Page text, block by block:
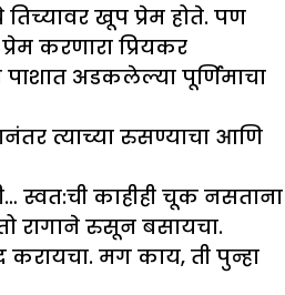
तिच्यावर खूप प्रेम होते. पण
करणारा प्रियकर
अडकलेल्या पूर्णिमाचा
त्याच्या रुसण्याचा आणि
स्वत:ची काहीही चूक नसताना
रागाने रुसून बसायचा.
करायचा. मग काय, ती पुन्हा